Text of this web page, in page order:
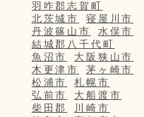
羽咋郡志賀町
北茨城市
寝屋川市
丹波篠山市
水俣市
結城郡八千代町
魚沼市
大阪狭山市
木更津市
茅ヶ崎市
松浦市
札幌市
弘前市
大船渡市
柴田郡
川崎市